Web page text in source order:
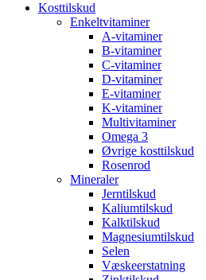
Kosttilskud
Enkeltvitaminer
A-vitaminer
B-vitaminer
C-vitaminer
D-vitaminer
E-vitaminer
K-vitaminer
Multivitaminer
Omega 3
Øvrige kosttilskud
Rosenrod
Mineraler
Jerntilskud
Kaliumtilskud
Kalktilskud
Magnesiumtilskud
Selen
Væskeerstatning